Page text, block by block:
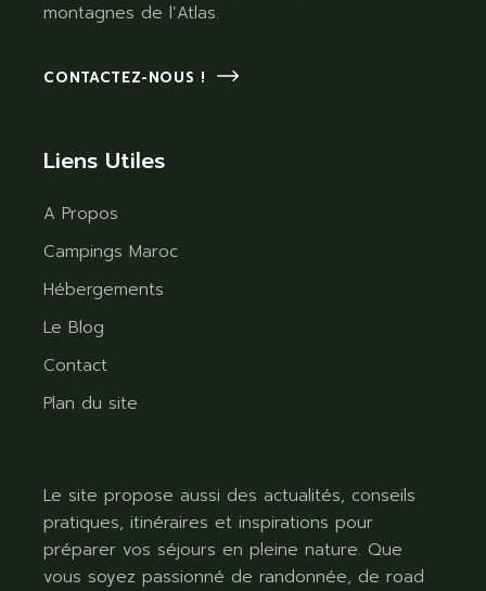
montagnes de l’Atlas.
CONTACTEZ-NOUS !
Liens Utiles
A Propos
Campings Maroc
Hébergements
Le Blog
Contact
Plan du site
Le site propose aussi des actualités, conseils
pratiques, itinéraires et inspirations pour
préparer vos séjours en pleine nature. Que
vous soyez passionné de randonnée, de road